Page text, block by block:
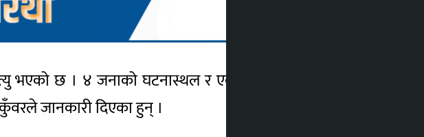
भएको छ । ४ जनाको घटनास्थल र एक जनाको उपचारको क्रममा
जानकारी दिएका हुन् ।